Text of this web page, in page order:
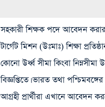
সহকারী শিক্ষক পদে আবেদন
টার্গেট মিশন (উঃমাঃ) শিক্ষা
কোনো উর্ধ্ব সীমা কিংবা নিম্নসীমা
বিজ্ঞপ্তিতে। ভারত তথা
আগ্রহী প্রার্থীরা এখানে আবেদন